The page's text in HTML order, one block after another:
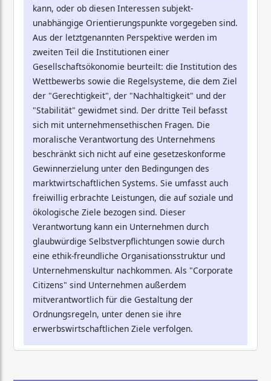
kann, oder ob diesen Interessen subjekt-
unabhängige Orientierungspunkte vorgegeben sind.
Aus der letztgenannten Perspektive werden im
zweiten Teil die Institutionen einer
Gesellschaftsökonomie beurteilt: die Institution des
Wettbewerbs sowie die Regelsysteme, die dem Ziel
der "Gerechtigkeit", der "Nachhaltigkeit" und der
"Stabilität" gewidmet sind. Der dritte Teil befasst
sich mit unternehmensethischen Fragen. Die
moralische Verantwortung des Unternehmens
beschränkt sich nicht auf eine gesetzeskonforme
Gewinnerzielung unter den Bedingungen des
marktwirtschaftlichen Systems. Sie umfasst auch
freiwillig erbrachte Leistungen, die auf soziale und
ökologische Ziele bezogen sind. Dieser
Verantwortung kann ein Unternehmen durch
glaubwürdige Selbstverpflichtungen sowie durch
eine ethik-freundliche Organisationsstruktur und
Unternehmenskultur nachkommen. Als "Corporate
Citizens" sind Unternehmen außerdem
mitverantwortlich für die Gestaltung der
Ordnungsregeln, unter denen sie ihre
erwerbswirtschaftlichen Ziele verfolgen.